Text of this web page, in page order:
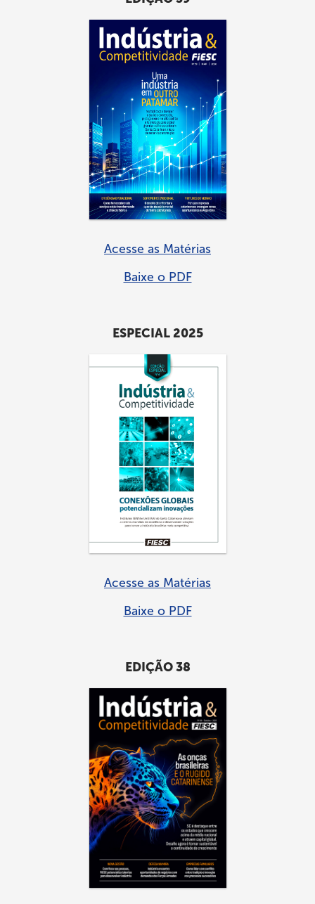
Acesse as Matérias
Baixe o PDF
ESPECIAL 2025
Acesse as Matérias
Baixe o PDF
EDIÇÃO 38